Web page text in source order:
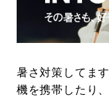
暑さ対策してま
機を携帯したり